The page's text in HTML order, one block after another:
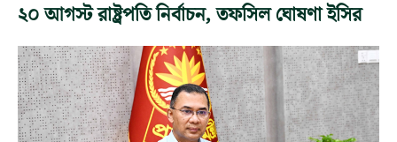
২০ আগস্ট রাষ্ট্রপতি নির্বাচন, তফসিল ঘোষণা ইসির